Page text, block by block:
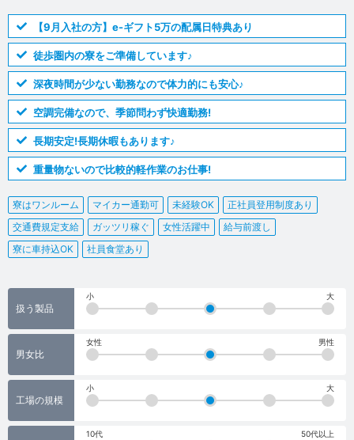
【9月入社の方】e-ギフト5万の配属日特典あり
徒歩圏内の寮をご準備しています♪
深夜時間が少ない勤務なので体力的にも安心♪
空調完備なので、季節問わず快適勤務!
長期安定!長期休暇もあります♪
重量物ないので比較的軽作業のお仕事!
寮はワンルーム マイカー通勤可 未経験OK
正社員登用制度あり
交通費規定支給
ガッツリ稼ぐ 女性活躍中
給与前渡し
寮に車持込OK
社員食堂あり
扱う製品
小 大
男女比
女性 男性
工場の規模
小 大
10代 50代以上